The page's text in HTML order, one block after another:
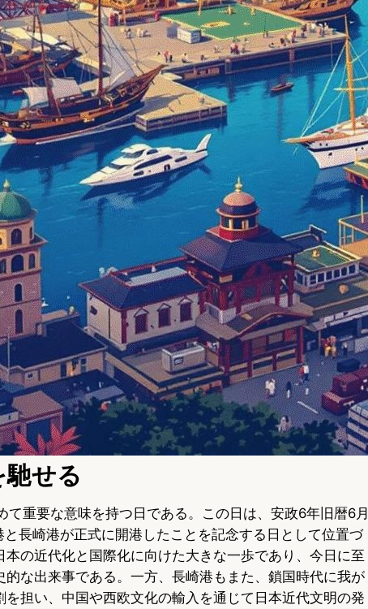
馳せる
て重要な意味を持つ日である。この日は、安政6年旧暦6月
長崎港が正式に開港したことを記念する日として位置づ
の近代化と国際化に向けた大きな一歩であり、今日に至
な出来事である。一方、長崎港もまた、鎖国時代に我が
担い、中国や西欧文化の輸入を通じて日本近代文明の発